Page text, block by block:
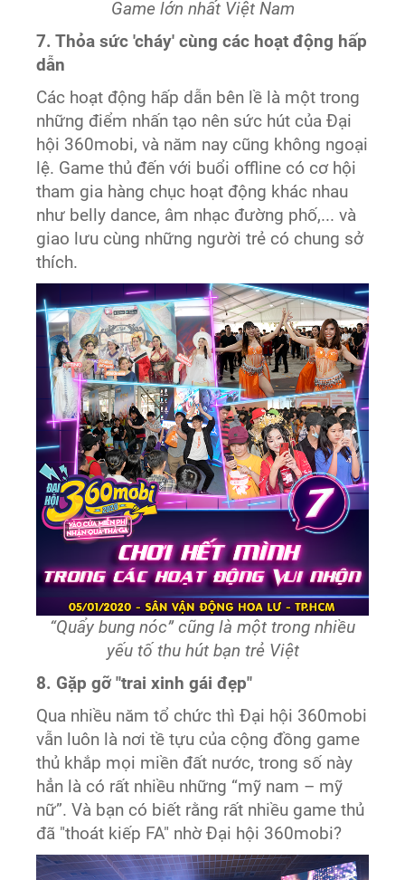
Game lớn nhất Việt Nam
7. Thỏa sức 'cháy' cùng các hoạt động hấp
dẫn
Các hoạt động hấp dẫn bên lề là một trong
những điểm nhấn tạo nên sức hút của Đại
hội 360mobi, và năm nay cũng không ngoại
lệ. Game thủ đến với buổi offline có cơ hội
tham gia hàng chục hoạt động khác nhau
như belly dance, âm nhạc đường phố,... và
giao lưu cùng những người trẻ có chung sở
thích.
“Quẩy bung nóc” cũng là một trong nhiều
yếu tố thu hút bạn trẻ Việt
8. Gặp gỡ "trai xinh gái đẹp"
Qua nhiều năm tổ chức thì Đại hội 360mobi
vẫn luôn là nơi tề tựu của cộng đồng game
thủ khắp mọi miền đất nước, trong số này
hẳn là có rất nhiều những “mỹ nam – mỹ
nữ”. Và bạn có biết rằng rất nhiều game thủ
đã "thoát kiếp FA" nhờ Đại hội 360mobi?